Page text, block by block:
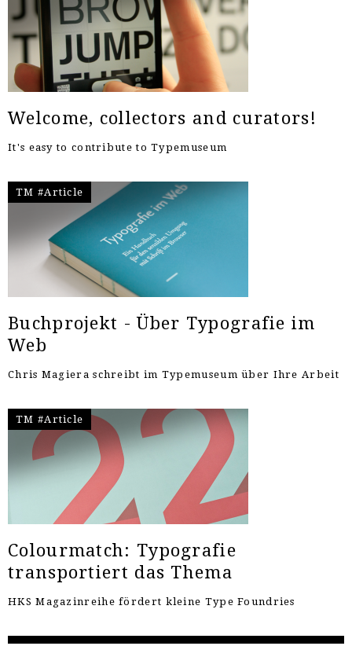
Welcome, collectors and curators!
It's easy to contribute to Typemuseum
TM #Article
Buchprojekt - Über Typografie im
Web
Chris Magiera schreibt im Typemuseum über Ihre Arbeit
TM #Article
Colourmatch: Typografie
transportiert das Thema
HKS Magazinreihe fördert kleine Type Foundries